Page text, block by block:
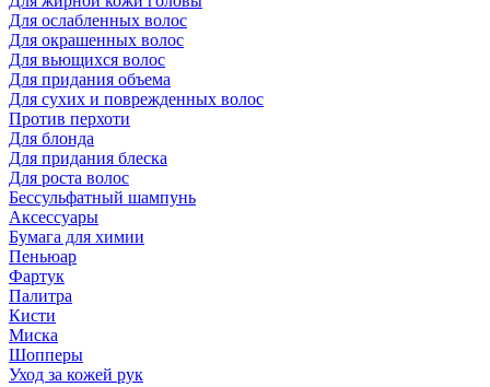
Для ослабленных волос
Для окрашенных волос
Для вьющихся волос
Для придания объема
Для сухих и поврежденных волос
Против перхоти
Для блонда
Для придания блеска
Для роста волос
Бессульфатный шампунь
Аксессуары
Бумага для химии
Пеньюар
Фартук
Палитра
Кисти
Миска
Шопперы
Уход за кожей рук